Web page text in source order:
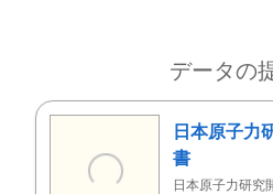
データの
日本原子力
書
日本原子力研究